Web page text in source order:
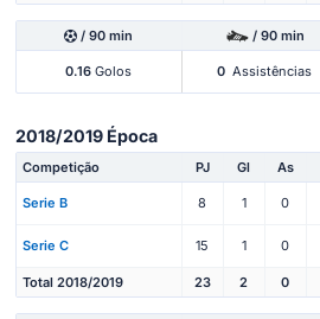
/ 90 min / 90 min
0.16 Golos 0 Assistências
2018/2019 Época
Competição PJ Gl As
Serie B 8 1 0
Serie C 15 1 0
Total 2018/2019 23 2 0